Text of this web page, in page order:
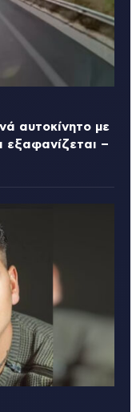
αυτοκίνητο με
εξαφανίζεται –